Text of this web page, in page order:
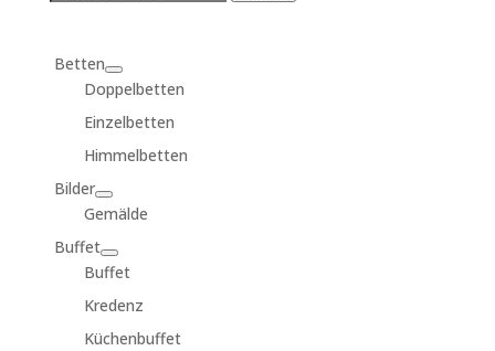
Betten
Doppelbetten
Einzelbetten
Himmelbetten
Bilder
Gemälde
Buffet
Buffet
Kredenz
Küchenbuffet